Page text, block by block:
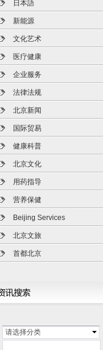
日本語
新能源
文化艺术
医疗健康
企业服务
法律法规
北京新闻
国际贸易
健康科普
北京文化
用药指导
营养保健
Beijing Services
北京文旅
首都北京
请选择分类